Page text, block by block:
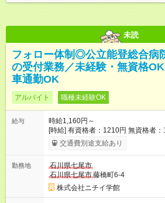
未読
フォロー体制◎公立能登総合病
の受付業務／未経験・無資格
車通勤OK
アルバイト 職種未経験OK
給与
時給1,160円～
[時給] 有資格者：1210円 無資格者：1160円 ★キャリ
度あり 進級により給与がアップします！ 【試用期間】試
あり 試用期間の長さ：3ヶ月 雇用形
交通費別途支給あり
勤務地
石川県七尾市
石川県七尾市藤橋町6-4
株式会社ニチイ学館